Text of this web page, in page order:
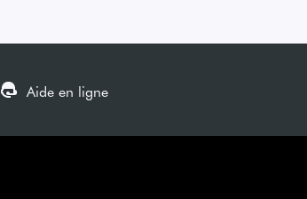
Aide en ligne